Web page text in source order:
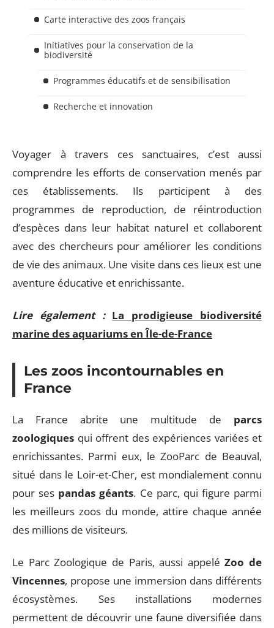
Carte interactive des zoos français
Initiatives pour la conservation de la
biodiversité
Programmes éducatifs et de sensibilisation
Recherche et innovation
Voyager à travers ces sanctuaires, c’est aussi
comprendre les efforts de conservation menés par
ces établissements. Ils participent à des
programmes de reproduction, de réintroduction
d’espèces dans leur habitat naturel et collaborent
avec des chercheurs pour améliorer les conditions
de vie des animaux. Une visite dans ces lieux est une
aventure éducative et enrichissante.
Lire également : La prodigieuse biodiversité
marine des aquariums en Île-de-France
Les zoos incontournables en
France
La France abrite une multitude de parcs
zoologiques qui offrent des expériences variées et
enrichissantes. Parmi eux, le ZooParc de Beauval,
situé dans le Loir-et-Cher, est mondialement connu
pour ses pandas géants. Ce parc, qui figure parmi
les meilleurs zoos du monde, attire chaque année
des millions de visiteurs.
Le Parc Zoologique de Paris, aussi appeléZoo de
Vincennes, propose une immersion dans différents
écosystèmes. Ses installations modernes
permettent de découvrir une faune diversifiée dans